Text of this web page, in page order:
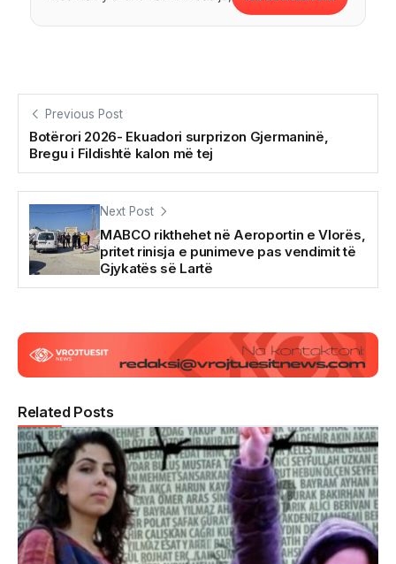
Previous Post
Botërori 2026- Ekuadori surprizon Gjermaninë,
Bregu i Fildishtë kalon më tej
Next Post
MABCO rikthehet në Aeroportin e Vlorës,
pritet rinisja e punimeve pas vendimit të
Gjykatës së Lartë
Related Posts